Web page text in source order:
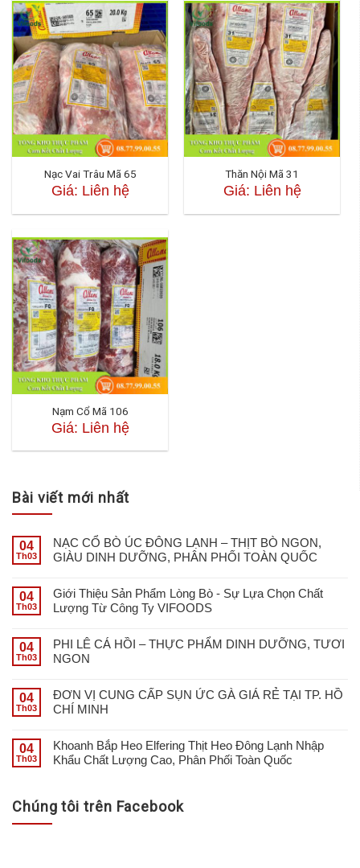
Nạc Vai Trâu Mã 65
Giá: Liên hệ
Thăn Nội Mã 31
Giá: Liên hệ
Nạm Cổ Mã 106
Giá: Liên hệ
Bài viết mới nhất
04
Th03
NẠC CỔ BÒ ÚC ĐÔNG LẠNH – THỊT BÒ NGON,
GIÀU DINH DƯỠNG, PHÂN PHỐI TOÀN QUỐC
04
Th03
Giới Thiệu Sản Phẩm Lòng Bò - Sự Lựa Chọn Chất
Lượng Từ Công Ty VIFOODS
04
Th03
PHI LÊ CÁ HỒI – THỰC PHẨM DINH DƯỠNG, TƯƠI
NGON
04
Th03
ĐƠN VỊ CUNG CẤP SỤN ỨC GÀ GIÁ RẺ TẠI TP. HỒ
CHÍ MINH
04
Th03
Khoanh Bắp Heo Elfering Thịt Heo Đông Lạnh Nhập
Khẩu Chất Lượng Cao, Phân Phối Toàn Quốc
Chúng tôi trên Facebook